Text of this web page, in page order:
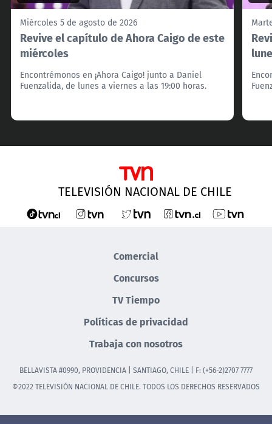
Miércoles 5 de agosto de 2026
Revive el capítulo de Ahora Caigo de este
miércoles
Encontrémonos en ¡Ahora Caigo! junto a Daniel
Fuenzalida, de lunes a viernes a las 19:00 horas.
TELEVISIÓN NACIONAL DE CHILE
Comercial
Concursos
TV Tiempo
Políticas de privacidad
Trabaja con nosotros
BELLAVISTA #0990, PROVIDENCIA | SANTIAGO, CHILE | F: (+56-2)2707 7777
©2022 TELEVISIÓN NACIONAL DE CHILE. TODOS LOS DERECHOS RESERVADOS